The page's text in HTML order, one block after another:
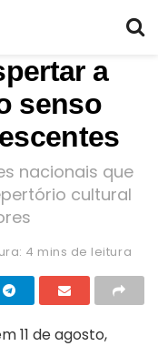
a
senso
nacionais que
cultural
4 mins de leitura
11 de agosto,